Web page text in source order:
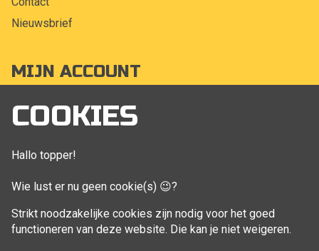
COOKIES
Hallo topper!
Wie lust er nu geen cookie(s) 😉?
Strikt noodzakelijke cookies zijn nodig voor het goed
functioneren van deze website. Die kan je niet weigeren.
Nieuwsbrief
MIJN ACCOUNT
Mijn account
Bestellingen
Aankoop beheren
VOLG MIJ